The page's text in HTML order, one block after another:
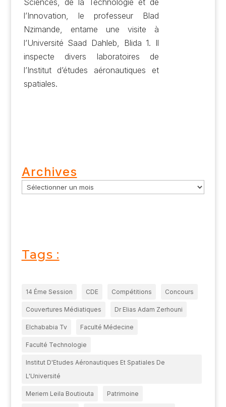
Sciences, de la Technologie et de
l’Innovation, le professeur Blad
Nzimande, entame une visite à
l’Université Saad Dahleb, Blida 1. Il
inspecte divers laboratoires de
l’Institut d’études aéronautiques et
spatiales.
Archives
Tags :
14 Éme Session CDE Compétitions Concours
Couvertures Médiatiques Dr Elias Adam Zerhouni
Elchababia Tv Faculté Médecine
Faculté Technologie
Institut D'Etudes Aéronautiques Et Spatiales De
L'Université
Meriem Leila Boutiouta Patrimoine